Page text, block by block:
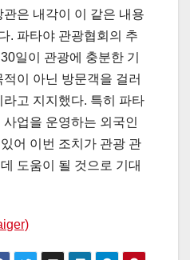
은 내각이 이 같은 내용
. 파타야 관광협회의 추
일이 관광에 충분한 기
이 아닌 방문객을 걸러
고 지지했다. 특히 파타
업을 운영하는 외국인
어 이번 조치가 관광 관
도움이 될 것으로 기대